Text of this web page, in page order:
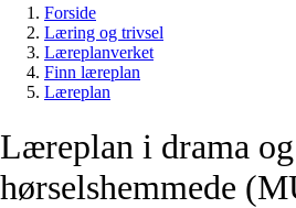
Forside
Læring og trivsel
Læreplanverket
Finn læreplan
Læreplan
Læreplan i drama
hørselshemmede